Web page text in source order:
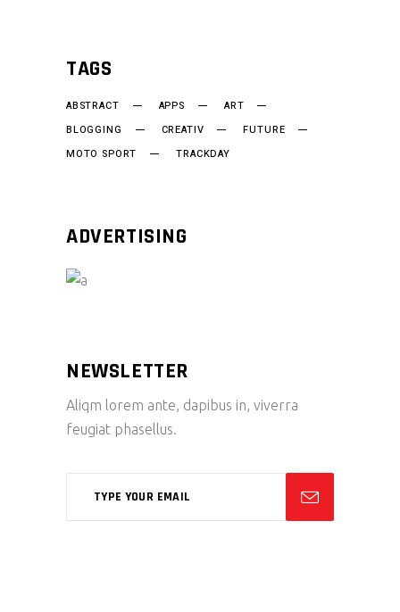
TAGS
ABSTRACT APPS
ART
BLOGGING
CREATIV
FUTURE
MOTO SPORT
TRACKDAY
ADVERTISING
NEWSLETTER
Aliqm lorem ante, dapibus in, viverra
feugiat phasellus.